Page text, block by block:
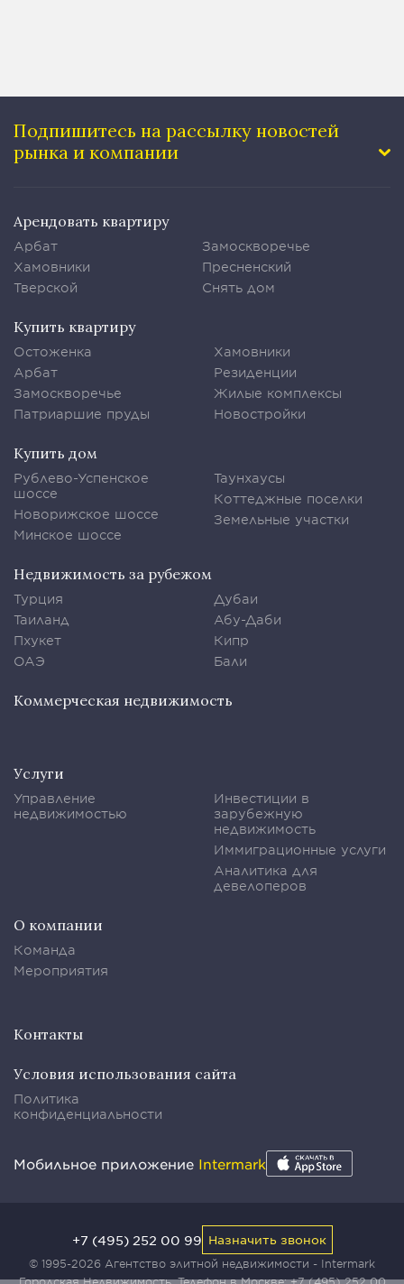
Подпишитесь на рассылку новостей
рынка и компании
Арендовать квартиру
Арбат
Хамовники
Тверской
Замоскворечье
Пресненский
Снять дом
Купить квартиру
Остоженка
Арбат
Замоскворечье
Патриаршие пруды
Хамовники
Резиденции
Жилые комплексы
Новостройки
Купить дом
Рублево-Успенское
шоссе
Новорижское шоссе
Минское шоссе
Таунхаусы
Коттеджные поселки
Земельные участки
Недвижимость за рубежом
Турция
Таиланд
Пхукет
ОАЭ
Дубаи
Абу-Даби
Кипр
Бали
Коммерческая недвижимость
Услуги
Управление
недвижимостью
Инвестиции в
зарубежную
недвижимость
Иммиграционные услуги
Аналитика для
девелоперов
О компании
Команда
Мероприятия
Контакты
Условия использования сайта
Политика
конфиденциальности
Мобильное приложение Intermark
© 1995-2026 Агентство элитной недвижимости - Intermark
+7 (495) 252 00 99 Назначить звонок